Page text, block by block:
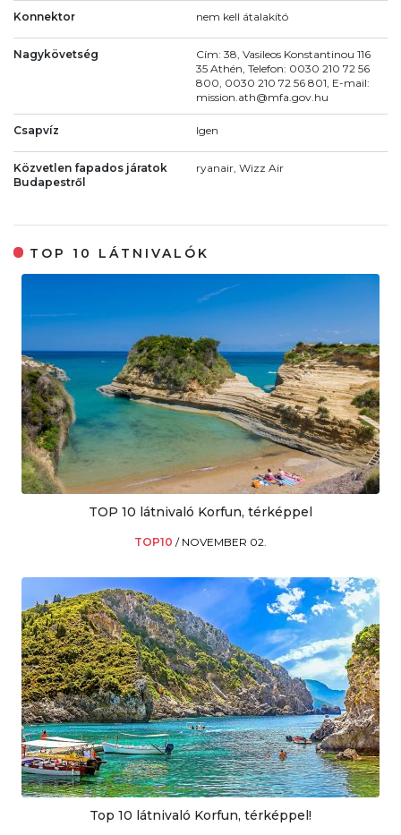
Konnektor nem kell átalakító
Nagykövetség
Cím: 38, Vasileos Konstantinou 116
35 Athén, Telefon: 0030 210 72 56
800, 0030 210 72 56 801, E-mail:
mission.ath@mfa.gov.hu
Csapvíz Igen
Közvetlen fapados járatok
Budapestről
ryanair, Wizz Air
TOP 10 LÁTNIVALÓK
TOP 10 látnivaló Korfun, térképpel
TOP10 / NOVEMBER 02.
Top 10 látnivaló Korfun, térképpel!